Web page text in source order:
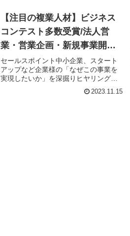
【注目の複業人材】ビジネス
コンテスト多数受賞/法人営
業・営業企画・新規事業開発
など経験豊富なコンサルタン
ト
セールスポイント中小企業、スタート
アップなど企業様の「なぜこの事業を
実現したいか」を深掘りヒヤリング
し、その思いを形（事業化）すること
をお手伝いします。法人営業や営業企
2023.11.15